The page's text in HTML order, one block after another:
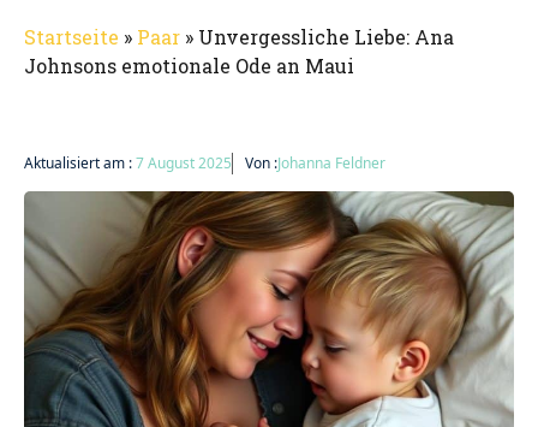
Startseite » Paar » Unvergessliche Liebe: Ana
Johnsons emotionale Ode an Maui
Aktualisiert am :7 August 2025 Von :Johanna Feldner